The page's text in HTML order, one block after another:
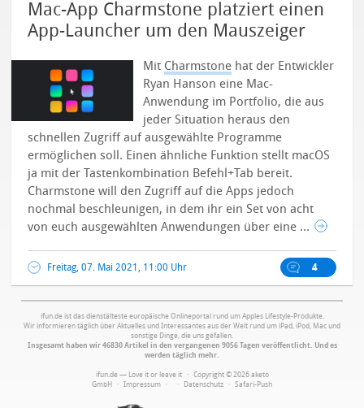
Mac-App Charmstone platziert einen
App-Launcher um den Mauszeiger
Mit Charmstone hat der Entwickler
Ryan Hanson eine Mac-
Anwendung im Portfolio, die aus
jeder Situation heraus den
schnellen Zugriff auf ausgewählte Programme
ermöglichen soll. Einen ähnliche Funktion stellt macOS
ja mit der Tastenkombination Befehl+Tab bereit.
Charmstone will den Zugriff auf die Apps jedoch
nochmal beschleunigen, in dem ihr ein Set von acht
von euch ausgewählten Anwendungen über eine ...
Freitag, 07. Mai 2021, 11:00 Uhr 4
ifun.de ist das dienstälteste europäische Onlineportal rund um Apples Lifestyle-Produkte.
Wir informieren täglich über Aktuelles und Interessantes aus der Welt rund um iPad, iPod, Mac und
sonstige Dinge, die uns gefallen.
Insgesamt haben wir 46830 Artikel in den vergangenen 9056 Tagen veröffentlicht. Und es
werden täglich mehr.
ifun.de — Love it or leave it · Copyright © 2026 aketo
GmbH · Impressum · · Datenschutz · Safari-Push